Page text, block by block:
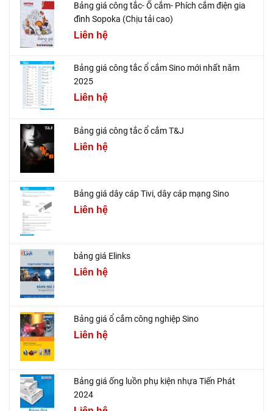
Bảng giá công tắc- Ổ cắm- Phích cắm điện gia
đình Sopoka (Chịu tải cao)
Liên hệ
Bảng giá công tắc ổ cắm Sino mới nhất năm
2025
Liên hệ
Bảng giá công tắc ổ cắm T&J
Liên hệ
Bảng giá dây cáp Tivi, dây cáp mạng Sino
Liên hệ
bảng giá Elinks
Liên hệ
Bảng giá ổ cắm công nghiệp Sino
Liên hệ
Bảng giá ống luồn phụ kiện nhựa Tiến Phát
2024